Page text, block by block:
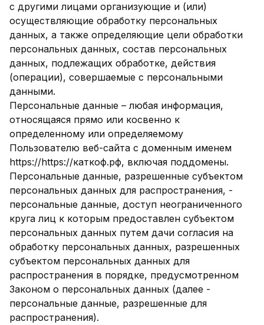
с другими лицами организующие и (или)
осуществляющие обработку персональных
данных, а также определяющие цели обработки
персональных данных, состав персональных
данных, подлежащих обработке, действия
(операции), совершаемые с персональными
данными.
Персональные данные – любая информация,
относящаяся прямо или косвенно к
определенному или определяемому
Пользователю веб-сайта с доменным именем
https://https://каткоф.рф, включая поддомены.
Персональные данные, разрешенные субъектом
персональных данных для распространения, -
персональные данные, доступ неограниченного
круга лиц к которым предоставлен субъектом
персональных данных путем дачи согласия на
обработку персональных данных, разрешенных
субъектом персональных данных для
распространения в порядке, предусмотренном
Законом о персональных данных (далее -
персональные данные, разрешенные для
распространения).